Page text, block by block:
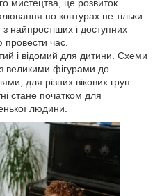
мистецтва, це розвиток
по контурах не тільки
найпростіших і доступних
провести час.
і відомий для дитини. Схеми
великими фігурами до
для різних вікових груп.
стане початком для
людини.